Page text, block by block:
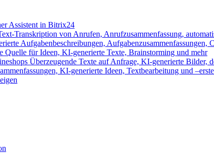
Assistent in Bitrix24
Transkription von Anrufen, Anrufzusammenfassung,
Aufgabenbeschreibungen, Aufgabenzusammenfassungen,
Quelle für Ideen, KI-generierte Texte, Brainstorming und mehr
Überzeugende Texte auf Anfrage, KI-generierte Bilder,
KI-generierte Ideen, Textbearbeitung und